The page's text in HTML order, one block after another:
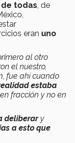
todas, de
eran uno
al otro
el nuestro,
fue ahí cuando
estaba
fracción y no en
deliberar y
a esto que